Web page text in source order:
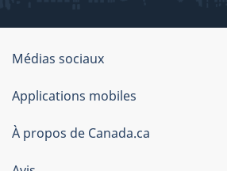
Organisation
du
gouvernement
du
Canada
Médias sociaux
Applications mobiles
À propos de Canada.ca